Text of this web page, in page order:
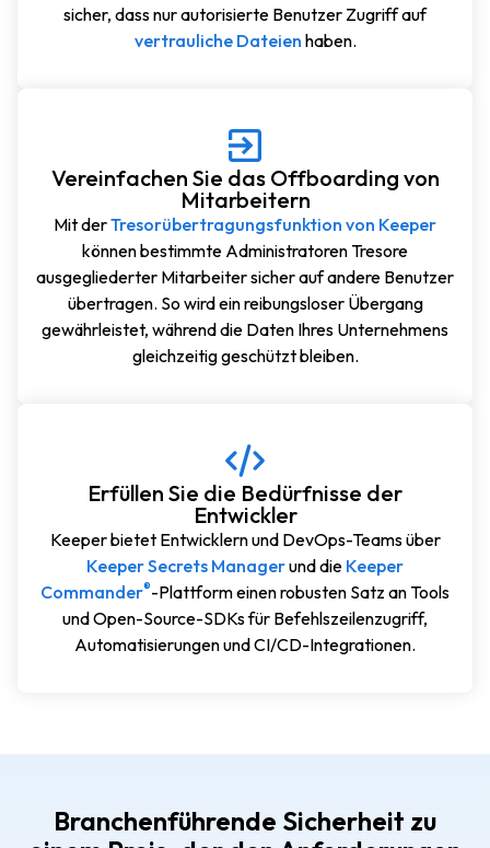
sicher, dass nur autorisierte Benutzer Zugriff auf
vertrauliche Dateien haben.
Vereinfachen Sie das Offboarding von
Mitarbeitern
Mit derTresorübertragungsfunktion von Keeper
können bestimmte Administratoren Tresore
ausgegliederter Mitarbeiter sicher auf andere Benutzer
übertragen. So wird ein reibungsloser Übergang
gewährleistet, während die Daten Ihres Unternehmens
gleichzeitig geschützt bleiben.
Erfüllen Sie die Bedürfnisse der
Entwickler
Keeper bietet Entwicklern und DevOps-Teams über
Keeper Secrets Managerund die Keeper
Commander®-Plattform einen robusten Satz an Tools
und Open-Source-SDKs für Befehlszeilenzugriff,
Automatisierungen und CI/CD-Integrationen.
Branchenführende Sicherheit zu